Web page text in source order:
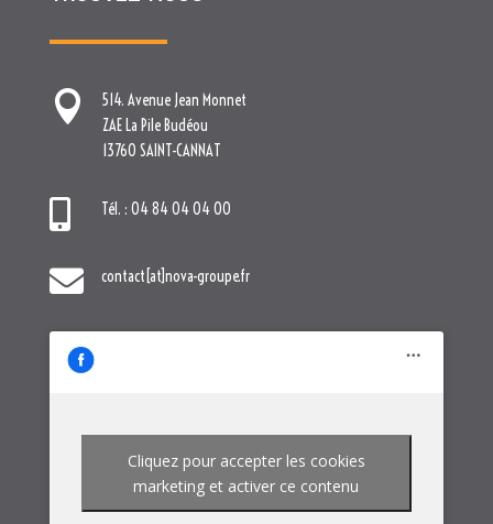

514. Avenue Jean Monnet
ZAE La Pile Budéou
13760 SAINT-CANNAT
 Tél. : 04 84 04 04 00
 contact[at]nova-groupe.fr
Cliquez pour accepter les cookies
marketing et activer ce contenu